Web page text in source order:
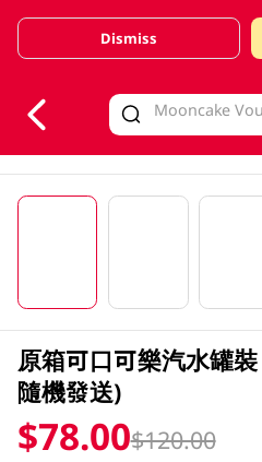
Valid Until 30 June 2026
Dismiss
原箱可口可樂汽水罐
隨機發送)
$78.00$120.00